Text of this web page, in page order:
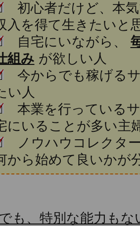
初心者だけど、本
入を得て生きたいと
自宅にいながら、
組み が欲しい人
今からでも稼げる
い人
本業を行っている
にいることが多い主
ノウハウコレクタ
から始めて良いかが
でも、特別な能力も